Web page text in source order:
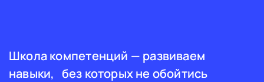
Школа компетенций — развиваем
навыки, без которых не обойтись